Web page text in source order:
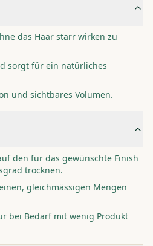
das Haar starr wirken zu
sorgt für ein natürliches
und sichtbares Volumen.
den für das gewünschte Finish
trocknen.
gleichmässigen Mengen
bei Bedarf mit wenig Produkt